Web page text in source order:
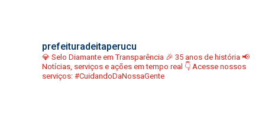
prefeituradeitaperucu
💎 Selo Diamante em Transparência 🎉 35 anos de história 📢
Notícias, serviços e ações em tempo real 👇 Acesse nossos
serviços: #CuidandoDaNossaGente